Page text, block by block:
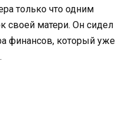
только что одним
своей матери. Он сидел
финансов, который уже